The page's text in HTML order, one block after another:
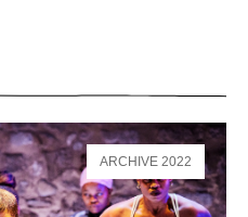
ARCHIVE 2022